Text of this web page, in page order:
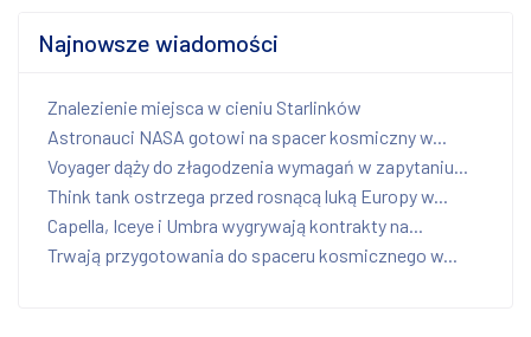
Najnowsze wiadomości
Znalezienie miejsca w cieniu Starlinków
Astronauci NASA gotowi na spacer kosmiczny w...
Voyager dąży do złagodzenia wymagań w zapytaniu...
Think tank ostrzega przed rosnącą luką Europy w...
Capella, Iceye i Umbra wygrywają kontrakty na...
Trwają przygotowania do spaceru kosmicznego w...